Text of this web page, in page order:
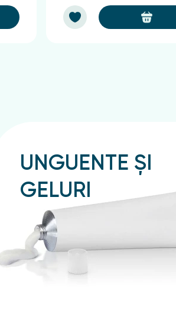
UNGUENTE ȘI
GELURI
Подробнее